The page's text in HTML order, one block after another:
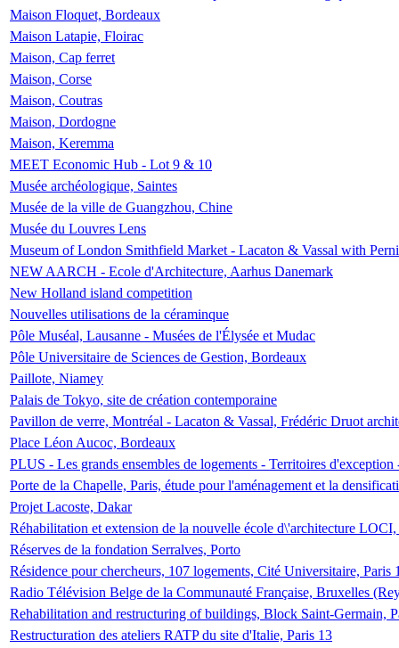
Maison Floquet, Bordeaux
Maison Latapie, Floirac
Maison, Cap ferret
Maison, Corse
Maison, Coutras
Maison, Dordogne
Maison, Keremma
MEET Economic Hub - Lot 9 & 10
Musée archéologique, Saintes
Musée de la ville de Guangzhou, Chine
Musée du Louvres Lens
Museum of London Smithfield Market - Lacaton & Vassal with
NEW AARCH - Ecole d'Architecture, Aarhus Danemark
New Holland island competition
Nouvelles utilisations de la céraminque
Pôle Muséal, Lausanne - Musées de l'Élysée et Mudac
Pôle Universitaire de Sciences de Gestion, Bordeaux
Paillote, Niamey
Palais de Tokyo, site de création contemporaine
Pavillon de verre, Montréal - Lacaton & Vassal, Frédéric Druot
Place Léon Aucoc, Bordeaux
PLUS - Les grands ensembles de logements - Territoires
Porte de la Chapelle, Paris, étude pour l'aménagement et la
Projet Lacoste, Dakar
Réhabilitation et extension de la nouvelle école d\'architecture
Réserves de la fondation Serralves, Porto
Résidence pour chercheurs, 107 logements, Cité Universitaire, Paris
Radio Télévision Belge de la Communauté Française, Bruxelles
Rehabilitation and restructuring of buildings, Block Saint-Germain,
Restructuration des ateliers RATP du site d'Italie, Paris 13